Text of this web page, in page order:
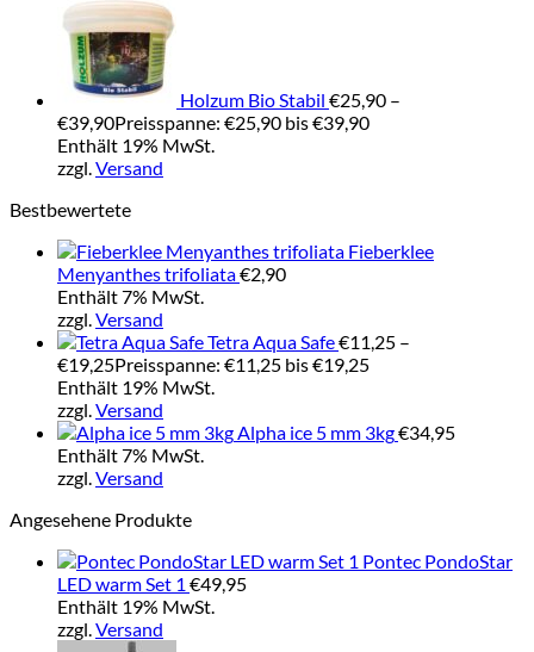
Holzum Bio Stabil €25,90 –
€39,90Preisspanne: €25,90 bis €39,90
Enthält 19% MwSt.
zzgl.Versand
Bestbewertete
Fieberklee
Menyanthes trifoliata€2,90
Enthält 7% MwSt.
zzgl.Versand
Tetra Aqua Safe€11,25 –
€19,25Preisspanne: €11,25 bis €19,25
Enthält 19% MwSt.
zzgl.Versand
Alpha ice 5 mm 3kg€34,95
Enthält 7% MwSt.
zzgl.Versand
Angesehene Produkte
Pontec PondoStar
LED warm Set 1 €49,95
Enthält 19% MwSt.
zzgl.Versand